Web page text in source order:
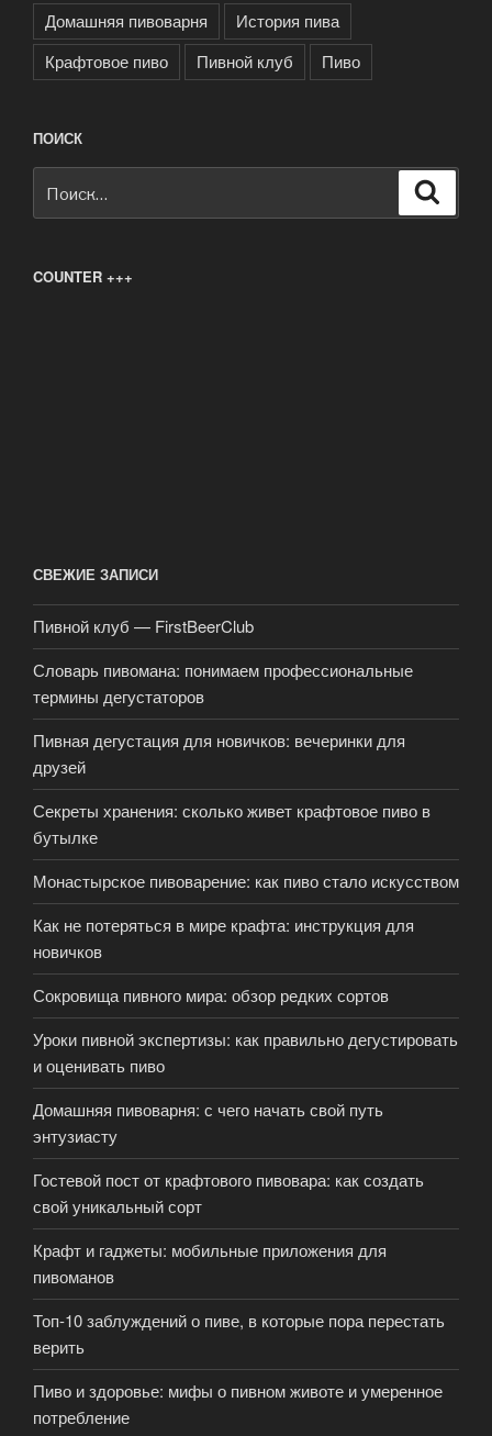
Домашняя пивоварня
История пива
Крафтовое пиво
Пивной клуб Пиво
ПОИСК
COUNTER +++
СВЕЖИЕ ЗАПИСИ
Пивной клуб — FirstBeerClub
Словарь пивомана: понимаем профессиональные
термины дегустаторов
Пивная дегустация для новичков: вечеринки для
друзей
Секреты хранения: сколько живет крафтовое пиво в
бутылке
Монастырское пивоварение: как пиво стало искусством
Как не потеряться в мире крафта: инструкция для
новичков
Сокровища пивного мира: обзор редких сортов
Уроки пивной экспертизы: как правильно дегустировать
и оценивать пиво
Домашняя пивоварня: с чего начать свой путь
энтузиасту
Гостевой пост от крафтового пивовара: как создать
свой уникальный сорт
Крафт и гаджеты: мобильные приложения для
пивоманов
Топ-10 заблуждений о пиве, в которые пора перестать
верить
Пиво и здоровье: мифы о пивном животе и умеренное
потребление